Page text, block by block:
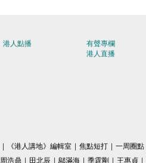
港人點播
有聲專欄
港人直播
《港人講地》編輯室 焦點短打 一周圈點
周浩鼎 田北辰 鄔滿海 季霆剛 王惠貞